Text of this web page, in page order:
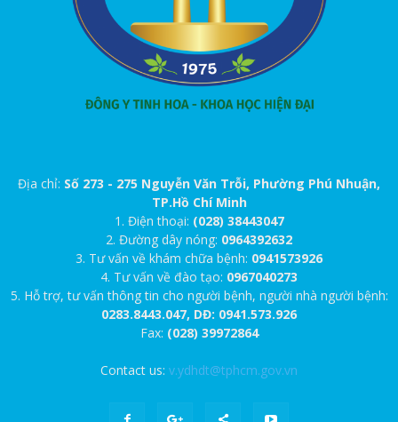
Địa chỉ: Số 273 - 275 Nguyễn Văn Trỗi, Phường Phú Nhuận,
TP.Hồ Chí Minh
1. Điện thoại: (028) 38443047
2. Đường dây nóng: 0964392632
3. Tư vấn về khám chữa bệnh: 0941573926
4. Tư vấn về đào tạo: 0967040273
5. Hỗ trợ, tư vấn thông tin cho người bệnh, người nhà người bệnh:
0283.8443.047, DĐ: 0941.573.926
Fax: (028) 39972864
Contact us: v.ydhdt@tphcm.gov.vn